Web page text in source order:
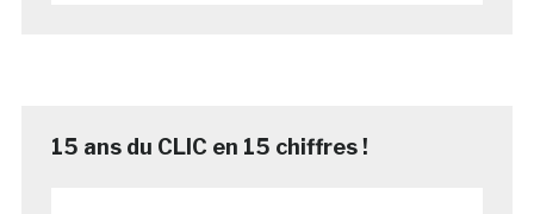
15 ans du CLIC en 15 chiffres !